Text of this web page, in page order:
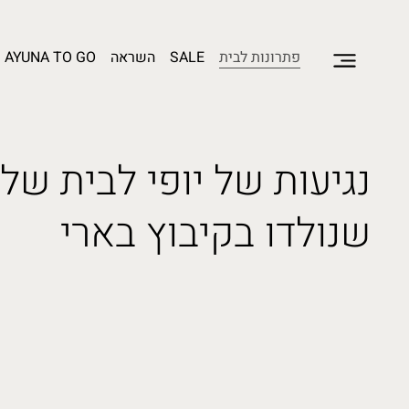
פתרונות לבית SALE השראה AYUNA TO GO
נגיעות של יופי לבית
שנולדו בקיבוץ בארי